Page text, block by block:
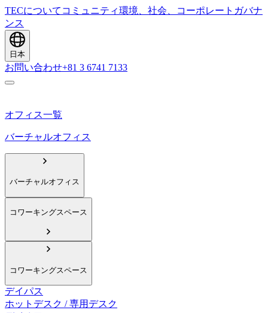
TECについて コミュニティ環境、社会、コーポレートガバナ
ンス
日本
お問い合わせ+81 3 6741 7133
オフィス一覧
バーチャルオフィス
バーチャルオフィス
コワーキングスペース
コワーキングスペース
デイパス
ホットデスク / 専用デスク